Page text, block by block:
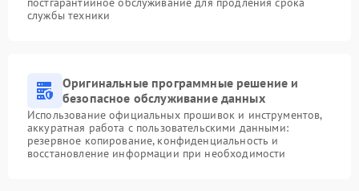
службы техники
Оригинальные программные решение и
безопасное обслуживание данных
Использование официальных прошивок и инструментов,
аккуратная работа с пользовательскими данными:
резервное копирование, конфиденциальность и
восстановление информации при необходимости